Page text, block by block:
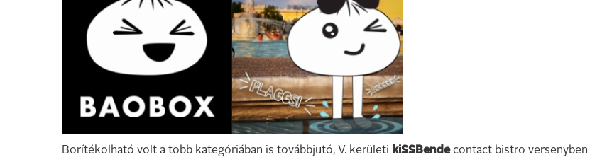
Borítékolható volt a több kategóriában is továbbjutó, V. kerületi kiSSBendecontact bistro versenyben